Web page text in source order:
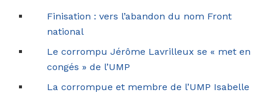
Finisation : vers l’abandon du nom Front
national
Le corrompu Jérôme Lavrilleux se « met en
congés » de l’UMP
La corrompue et membre de l’UMP Isabelle